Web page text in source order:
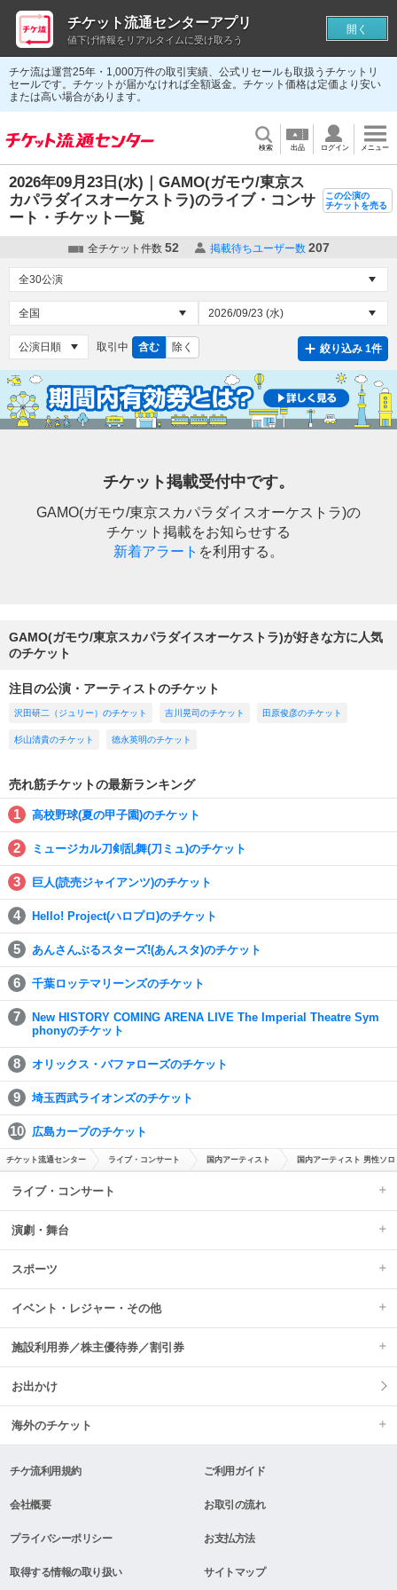
チケ流は運営25年・1,000万件の取引実績、公式リセールも取扱うチケットリ
セールです。チケットが届かなければ全額返金。チケット価格は定価より安い
または高い場合があります。
検索 出品 ログイン メニュー
2026年09月23日(水)｜GAMO(ガモウ/東京ス
カパラダイスオーケストラ)のライブ・コンサ
ート・チケット一覧
この公演の
チケットを売る
全チケット件数 52 掲載待ちユーザー数 207
取引中 含む 除く 絞り込み 1件
チケット掲載受付中です。
GAMO(ガモウ/東京スカパラダイスオーケストラ)の
チケット掲載をお知らせする
新着アラート を利用する。
GAMO(ガモウ/東京スカパラダイスオーケストラ)が好きな方に人気
のチケット
注目の公演・アーティストのチケット
沢田研二（ジュリー）のチケット 吉川晃司のチケット 田原俊彦のチケット
杉山清貴のチケット 徳永英明のチケット
売れ筋チケットの最新ランキング
高校野球(夏の甲子園)のチケット
ミュージカル刀剣乱舞(刀ミュ)のチケット
巨人(読売ジャイアンツ)のチケット
Hello! Project(ハロプロ)のチケット
あんさんぶるスターズ!(あんスタ)のチケット
千葉ロッテマリーンズのチケット
New HISTORY COMING ARENA LIVE The Imperial Theatre Sym
phonyのチケット
オリックス・バファローズのチケット
埼玉西武ライオンズのチケット
広島カープのチケット
チケット流通センター ライブ・コンサート 国内アーティスト 国内アーティスト 男性ソロ
ライブ・コンサート
演劇・舞台
スポーツ
イベント・レジャー・その他
施設利用券／株主優待券／割引券
お出かけ
海外のチケット
チケ流利用規約 ご利用ガイド
会社概要 お取引の流れ
プライバシーポリシー お支払方法
取得する情報の取り扱い サイトマップ
チケット流通センターアプリ
値下げ情報をリアルタイムに受け取ろう
開く